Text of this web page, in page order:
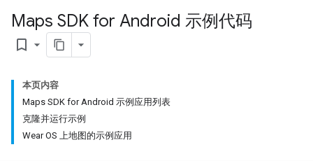
Maps SDK for Android 示例代码
bookmark_border
本页内容
Maps SDK for Android 示例应用列表
克隆并运行示例
Wear OS 上地图的示例应用